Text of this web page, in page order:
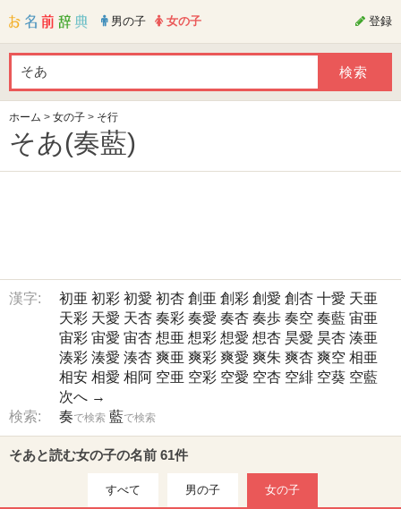
男の子 女の子 登録
ホーム > 女の子 > そ行
そあ(奏藍)
漢字: 初亜 初彩 初愛 初杏 創亜 創彩 創愛 創杏 十愛 天亜
天彩 天愛 天杏 奏彩 奏愛 奏杏 奏歩 奏空 奏藍 宙亜
宙彩 宙愛 宙杏 想亜 想彩 想愛 想杏 昊愛 昊杏 湊亜
湊彩 湊愛 湊杏 爽亜 爽彩 爽愛 爽朱 爽杏 爽空 相亜
相安 相愛 相阿 空亜 空彩 空愛 空杏 空緋 空葵 空藍
次へ →
検索:
奏で検索 藍で検索
そあと読む女の子の名前 61件
すべて 男の子 女の子